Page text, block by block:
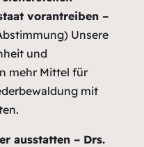
vorantreiben –
Unsere
und
mehr Mittel für
mit
ausstatten – Drs.